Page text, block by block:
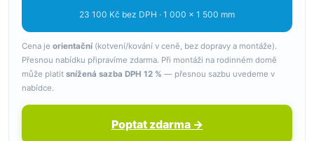
23 100 Kč bez DPH · 1 000 × 1 500 mm
Cena je orientační (kotvení/kování v ceně, bez dopravy a montáže).
Přesnou nabídku připravíme zdarma. Při montáži na rodinném domě
může platit snížená sazba DPH 12 % — přesnou sazbu uvedeme v
nabídce.
Poptat zdarma →